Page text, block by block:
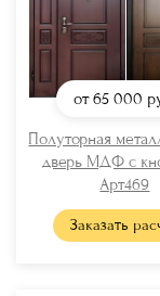
от 65 000
Полуторная
дверь МДФ с
Арт469
Заказать